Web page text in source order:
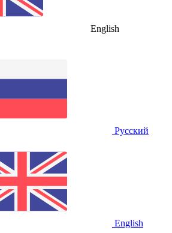
English
Русский
English